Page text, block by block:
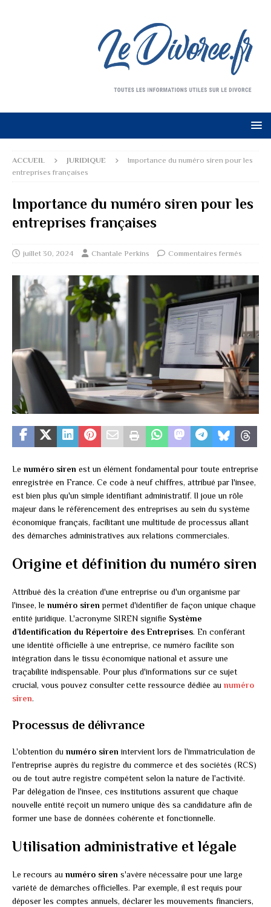
ACCUEIL JURIDIQUE
Importance du numéro siren pour les
entreprises françaises
Importance du numéro siren pour les
entreprises françaises
juillet 30, 2024 Chantale Perkins Commentaires fermés
Le numéro siren est un élément fondamental pour toute entreprise
enregistrée en France. Ce code à neuf chiffres, attribué par l'insee,
est bien plus qu'un simple identifiant administratif. Il joue un rôle
majeur dans le référencement des entreprises au sein du système
économique français, facilitant une multitude de processus allant
des démarches administratives aux relations commerciales.
Origine et définition du numéro siren
Attribué dès la création d'une entreprise ou d'un organisme par
l'insee, le numéro siren permet d'identifier de façon unique chaque
entité juridique. L'acronyme SIREN signifie Système
d’Identification du Répertoire des Entreprises. En conférant
une identité officielle à une entreprise, ce numéro facilite son
intégration dans le tissu économique national et assure une
traçabilité indispensable. Pour plus d'informations sur ce sujet
crucial, vous pouvez consulter cette ressource dédiée au numéro
siren.
Processus de délivrance
L'obtention du numéro siren intervient lors de l'immatriculation de
l'entreprise auprès du registre du commerce et des sociétés (RCS)
ou de tout autre registre compétent selon la nature de l'activité.
Par délégation de l'insee, ces institutions assurent que chaque
nouvelle entité reçoit un numero unique dès sa candidature afin de
former une base de données cohérente et fonctionnelle.
Utilisation administrative et légale
Le recours au numéro siren s'avère nécessaire pour une large
variété de démarches officielles. Par exemple, il est requis pour
déposer les comptes annuels, déclarer les mouvements financiers,